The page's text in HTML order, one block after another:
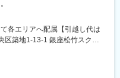
ャリアパスが可能。実際に社
いる社員も多数います。
体の価値を高める取り組みを
ながらパフォーマンスを発揮
のご家族が安心し、仕事もプ
う、福利厚生制度を整備して
各エリアへ配属【引越し代は
築地1-13-1 銀座松竹スクエ
海道（2）東北：青森・秋
東：東京・神奈川・千葉・埼